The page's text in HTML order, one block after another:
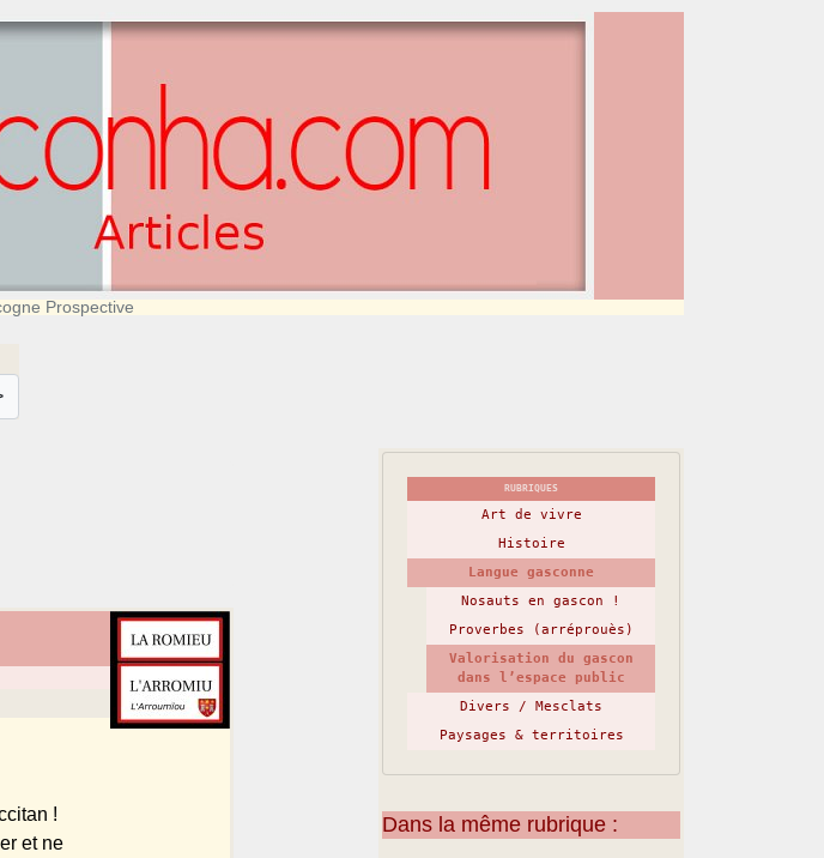
Prospective
!
et ne
RUBRIQUES
Art de vivre
Histoire
Langue gasconne
Nosauts en gascon !
Proverbes (arréprouès)
Valorisation du gascon
dans l’espace public
Divers / Mesclats
Paysages & territoires
Dans la même rubrique :